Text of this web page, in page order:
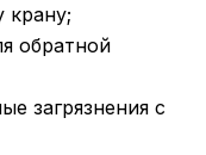
крану;
обратной
загрязнения с